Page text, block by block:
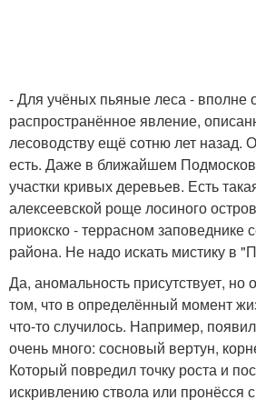
- Для учёных пьяные леса - вполне
распространённое явление,
лесоводству ещё сотню лет назад.
есть. Даже в ближайшем
участки кривых деревьев. Есть
алексеевской роще лосиного
приокско - террасном заповеднике
района. Не надо искать мистику в
Да, аномальность присутствует, но
том, что в определённый момент
что-то случилось. Например,
очень много: сосновый вертун,
Который повредил точку роста и
искривлению ствола или пронёсся